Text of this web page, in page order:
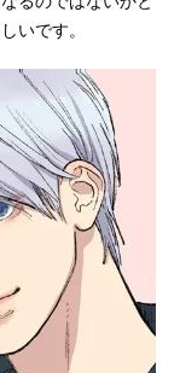
いです。